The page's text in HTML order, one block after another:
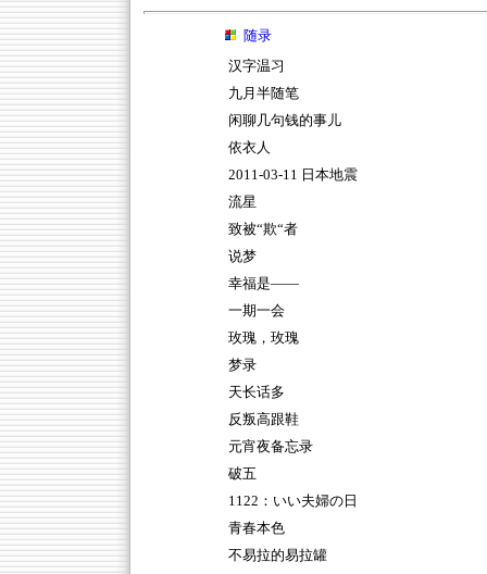
随录
汉字温习
九月半随笔
闲聊几句钱的事儿
依衣人
2011-03-11 日本地震
流星
致被“欺“者
说梦
幸福是——
一期一会
玫瑰，玫瑰
梦录
天长话多
反叛高跟鞋
元宵夜备忘录
破五
1122：いい夫婦の日
青春本色
不易拉的易拉罐